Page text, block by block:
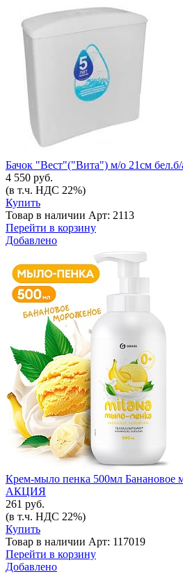
Бачок "Вест"("Вита") м/о 21см
4 550 руб.
(в т.ч. НДС 22%)
Купить
Товар в наличии Арт: 2113
Перейти в корзину
Добавлено
Крем-мыло пенка 500мл Банановое
АКЦИЯ
261 руб.
(в т.ч. НДС 22%)
Купить
Товар в наличии Арт: 117019
Перейти в корзину
Добавлено